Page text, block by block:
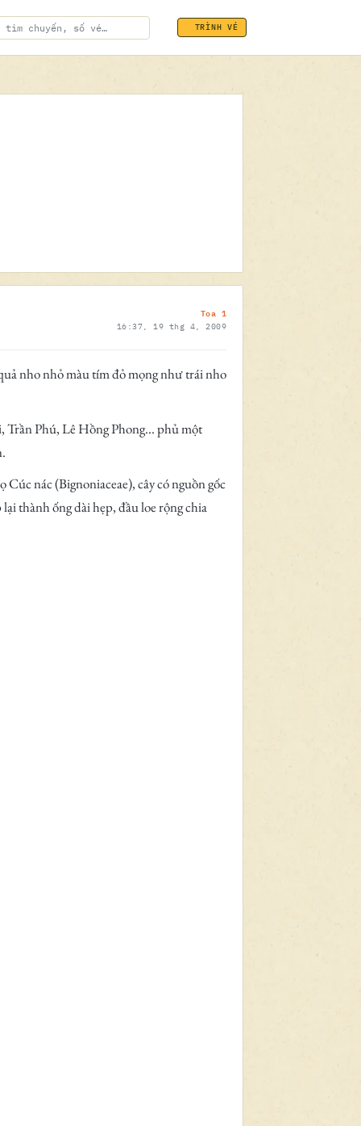
TRÌNH VÉ
19.04.2009
Toa 1
16:37, 19 thg 4, 2009
nho nhỏ màu tím đỏ mọng như trái nho
Phú, Lê Hồng Phong... phủ một
nác (Bignoniaceae), cây có nguồn gốc
thành ống dài hẹp, đầu loe rộng chia